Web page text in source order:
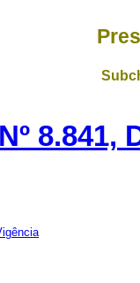
8.841,